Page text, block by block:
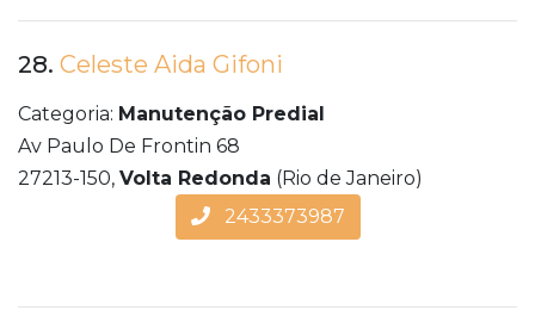
28. Celeste Aida Gifoni
Categoria: Manutenção Predial
Av Paulo De Frontin 68
27213-150, Volta Redonda (Rio de Janeiro)
2433373987